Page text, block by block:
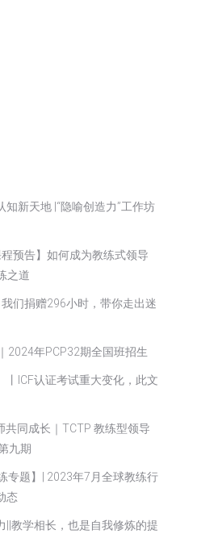
知新天地 |“隐喻创造力”工作坊
程预告】如何成为教练式领导
之道
们捐赠296小时，带你走出迷
2024年PCP32期全国班招生
丨ICF认证考试重大变化，此文
共同成长｜TCTP 教练型领导
九期
专题】| 2023年7月全球教练行
态
||教学相长，也是自我修炼的提